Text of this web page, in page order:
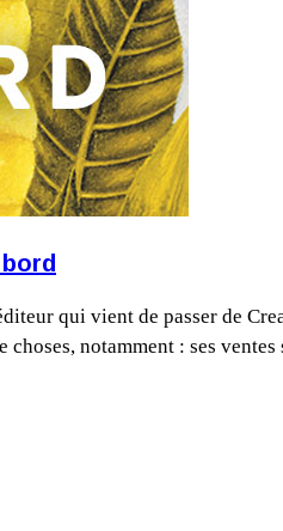
qui vient de passer de
notamment : ses